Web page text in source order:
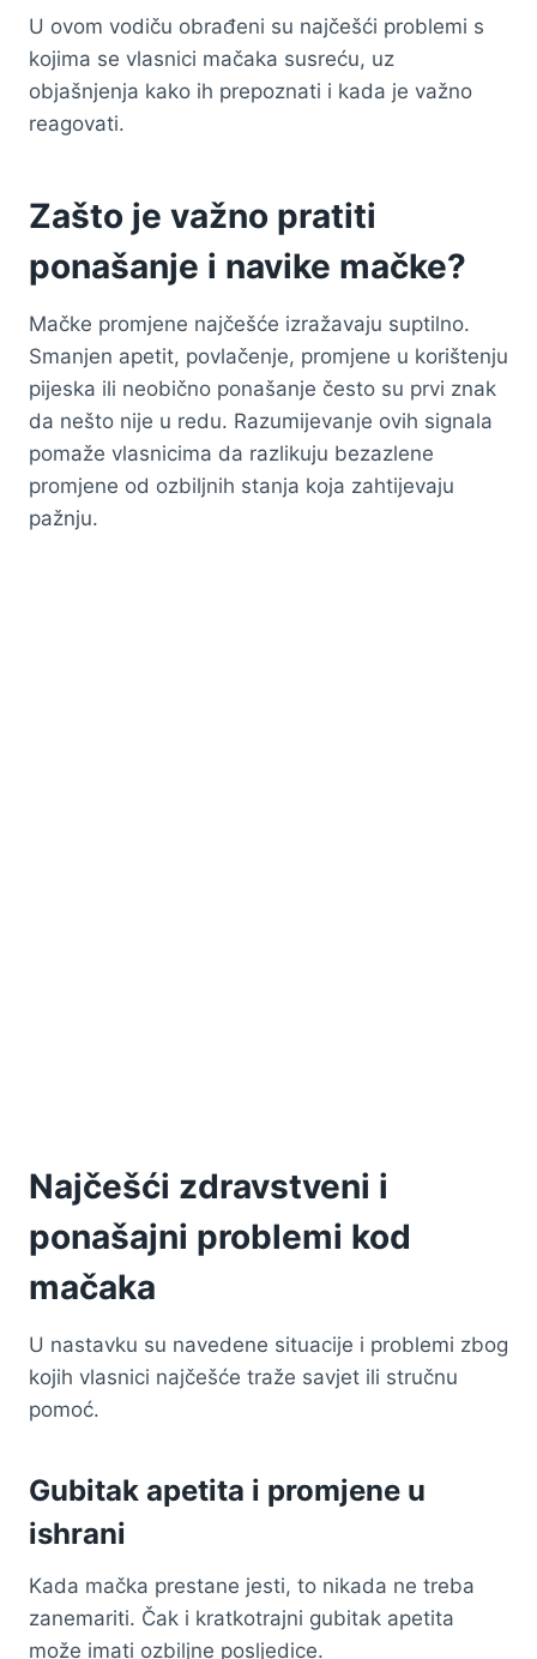
U ovom vodiču obrađeni su najčešći problemi s
kojima se vlasnici mačaka susreću, uz
objašnjenja kako ih prepoznati i kada je važno
reagovati.
Zašto je važno pratiti
ponašanje i navike mačke?
Mačke promjene najčešće izražavaju suptilno.
Smanjen apetit, povlačenje, promjene u korištenju
pijeska ili neobično ponašanje često su prvi znak
da nešto nije u redu. Razumijevanje ovih signala
pomaže vlasnicima da razlikuju bezazlene
promjene od ozbiljnih stanja koja zahtijevaju
pažnju.
Najčešći zdravstveni i
ponašajni problemi kod
mačaka
U nastavku su navedene situacije i problemi zbog
kojih vlasnici najčešće traže savjet ili stručnu
pomoć.
Gubitak apetita i promjene u
ishrani
Kada mačka prestane jesti, to nikada ne treba
zanemariti. Čak i kratkotrajni gubitak apetita
može imati ozbiljne posljedice.